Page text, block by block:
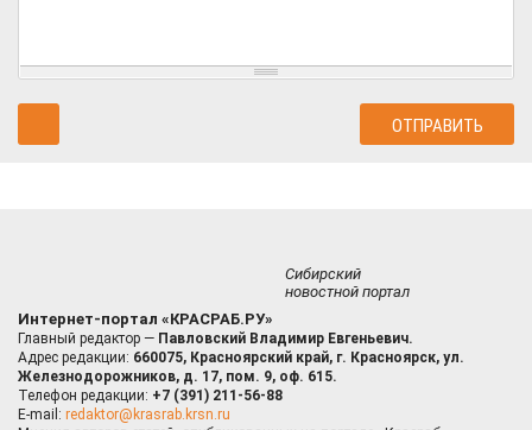
Сибирский
новостной портал
Интернет-портал «КРАСРАБ.РУ»
Главный редактор — Павловский Владимир Евгеньевич.
Адрес редакции: 660075, Красноярский край, г. Красноярск, ул.
Железнодорожников, д. 17, пом. 9, оф. 615.
Телефон редакции: +7 (391) 211-56-88
E-mail: redaktor@krasrab.krsn.ru